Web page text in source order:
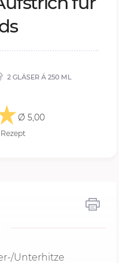
2 GLÄSER Á 250 ML
Ø 5,00
Unterhitze